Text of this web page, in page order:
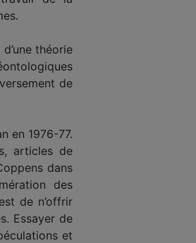
théorie
de
en 1976-77.
articles de
dans
des
de n’offrir
Essayer de
et